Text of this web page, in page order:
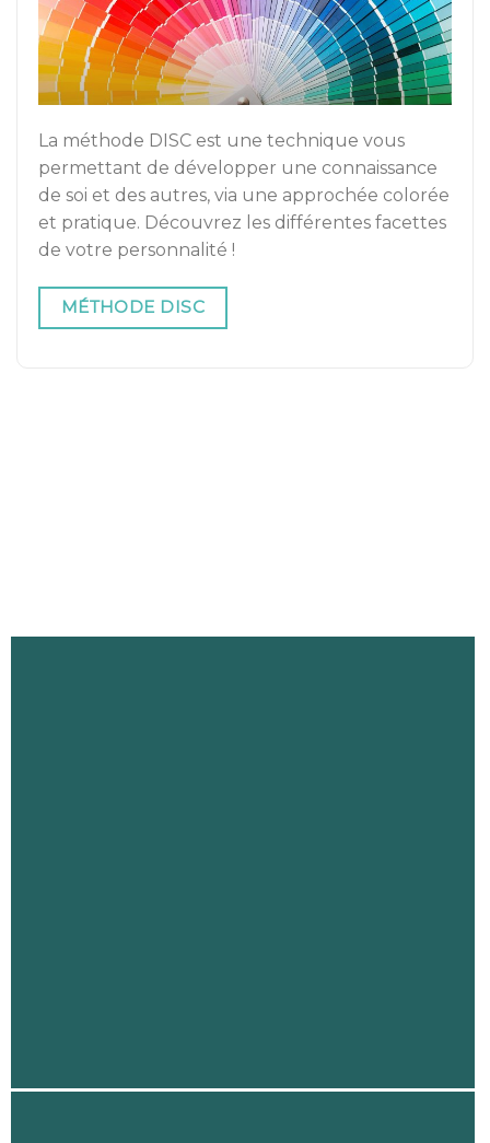
La méthode DISC est une technique vous
permettant de développer une connaissance
de soi et des autres, via une approchée colorée
et pratique. Découvrez les différentes facettes
de votre personnalité !
MÉTHODE DISC